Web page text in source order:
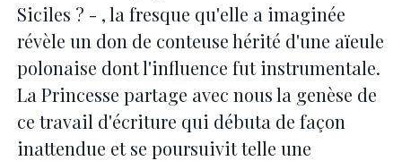
Siciles ? - , la fresque qu'elle a imaginée
révèle un don de conteuse hérité d'une aïeule
polonaise dont l'influence fut instrumentale.
La Princesse partage avec nous la genèse de
ce travail d'écriture qui débuta de façon
inattendue et se poursuivit telle une